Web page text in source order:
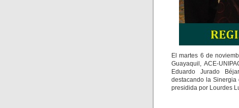
El martes 6 de
Guayaquil, ACE-
Eduardo Jurado
destacando la
presidida por Lourdes